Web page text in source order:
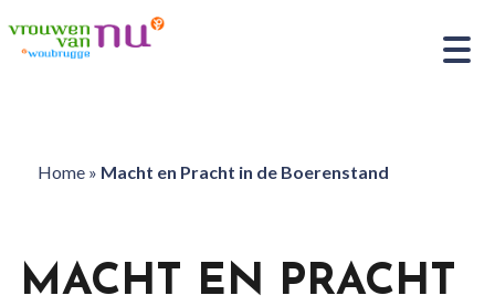
Home» Macht en Pracht in de Boerenstand
MACHT EN PRACHT